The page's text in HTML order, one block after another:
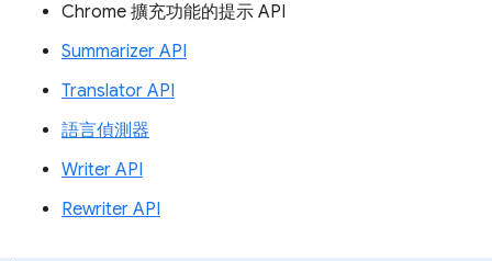
Chrome 擴充功能的提示 API
Summarizer API
Translator API
語言偵測器
Writer API
Rewriter API